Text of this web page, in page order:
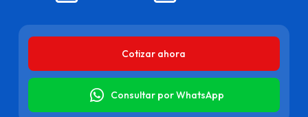
Cotizar ahora
Consultar por WhatsApp